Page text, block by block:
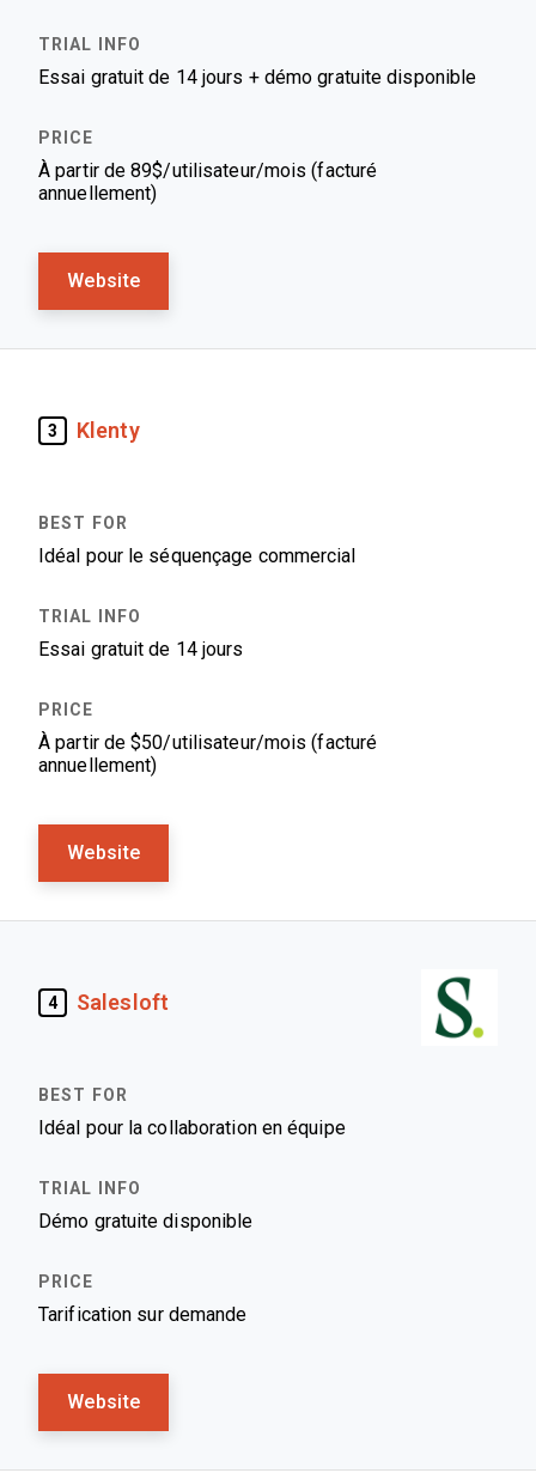
Essai gratuit de 14 jours + démo gratuite disponible
À partir de 89$/utilisateur/mois (facturé
annuellement)
Website
3 Klenty
Idéal pour le séquençage commercial
Essai gratuit de 14 jours
À partir de $50/utilisateur/mois (facturé
annuellement)
Website
4 Salesloft
Idéal pour la collaboration en équipe
Démo gratuite disponible
Tarification sur demande
Website